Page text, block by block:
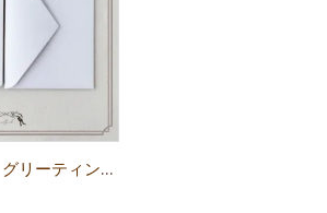
『クグロフ』グリーティングカード